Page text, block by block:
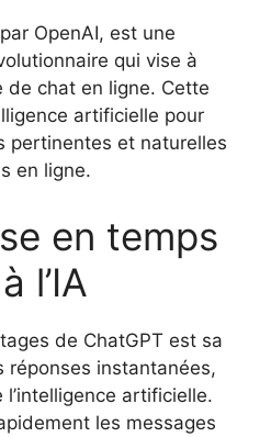
OpenAI, est une
qui vise à
de chat en ligne. Cette
artificielle pour
pertinentes et naturelles
en ligne.
en temps
l’IA
de ChatGPT est sa
réponses instantanées,
l’intelligence artificielle.
les messages